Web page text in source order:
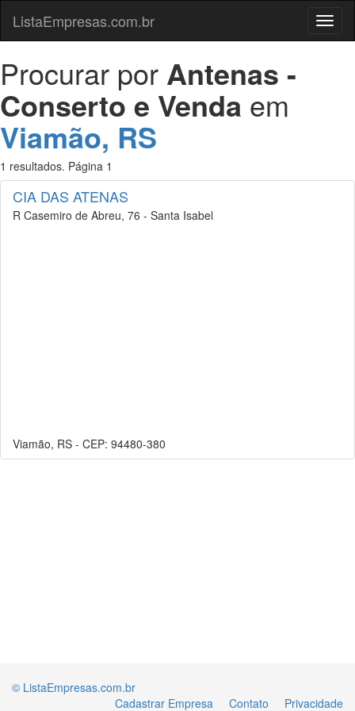
Menu
ListaEmpresas.com.br
Procurar por Antenas -
Conserto e Venda em
Viamão, RS
1 resultados. Página 1
CIA DAS ATENAS
R Casemiro de Abreu, 76 - Santa Isabel
Viamão, RS - CEP: 94480-380
© ListaEmpresas.com.br
Cadastrar Empresa
Contato Privacidade